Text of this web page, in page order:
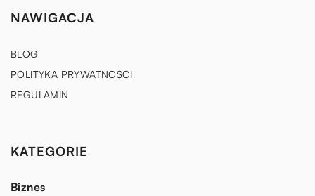
NAWIGACJA
BLOG
POLITYKA PRYWATNOŚCI
REGULAMIN
KATEGORIE
Biznes